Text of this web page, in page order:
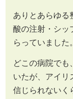
ありとあらゆる
酸の注射・シッ
らっていました。
どこの病院でも
いたが、アイリ
信じられないく